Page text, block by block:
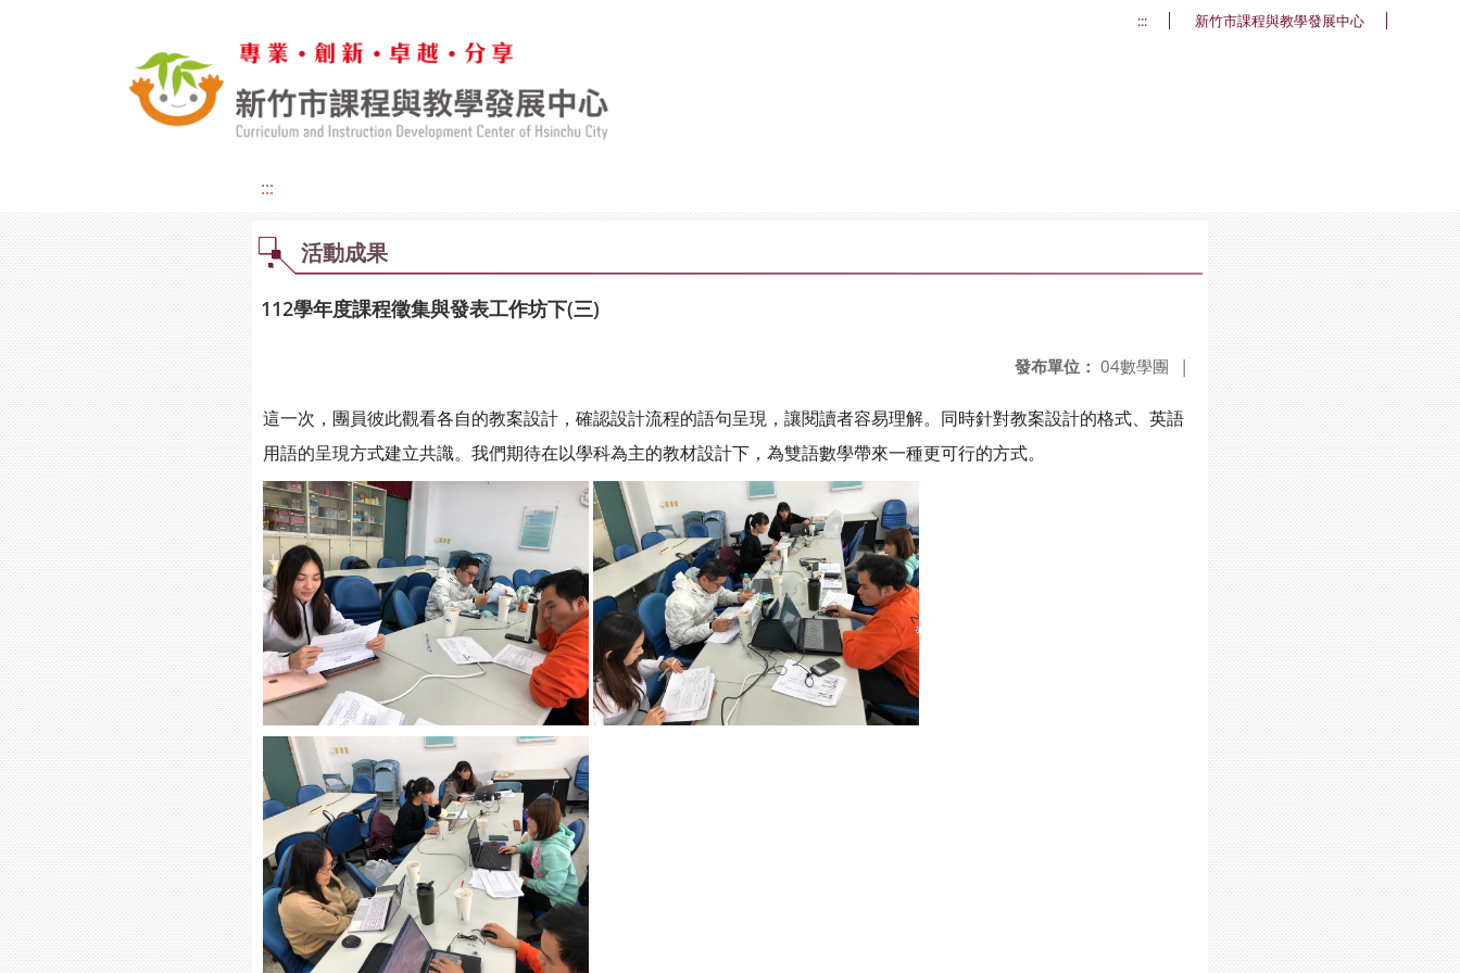
::: 新竹市課程與教學發展中心
:::
活動成果
112學年度課程徵集與發表工作坊下(三)
發布單位： 04數學團 |
這一次，團員彼此觀看各自的教案設計，確認設計流程的語句呈現，讓閱讀者容易理解。同時針對教案設計的格式、英語
用語的呈現方式建立共識。我們期待在以學科為主的教材設計下，為雙語數學帶來一種更可行的方式。